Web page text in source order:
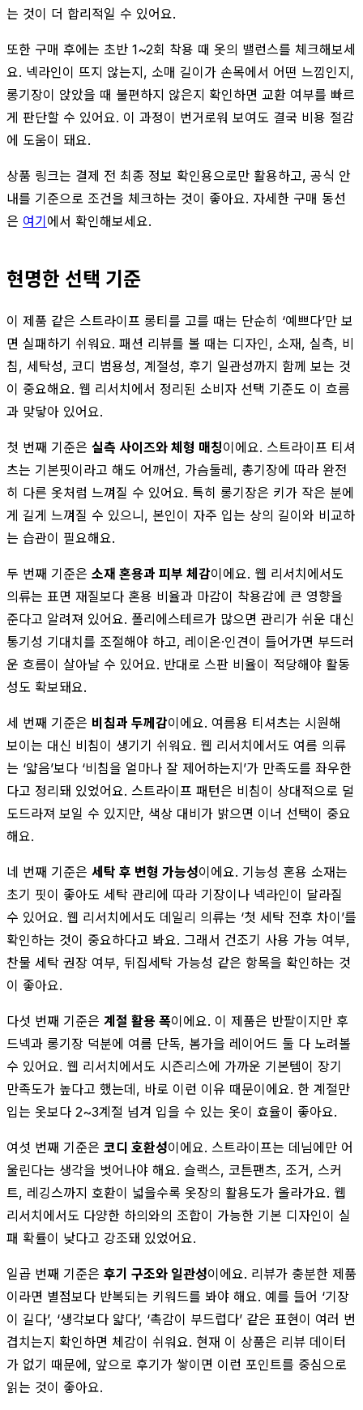
는 것이 더 합리적일 수 있어요.
또한 구매 후에는 초반 1~2회 착용 때 옷의 밸런스를 체크해보세
요. 넥라인이 뜨지 않는지, 소매 길이가 손목에서 어떤 느낌인지,
롱기장이 앉았을 때 불편하지 않은지 확인하면 교환 여부를 빠르
게 판단할 수 있어요. 이 과정이 번거로워 보여도 결국 비용 절감
에 도움이 돼요.
상품 링크는 결제 전 최종 정보 확인용으로만 활용하고, 공식 안
내를 기준으로 조건을 체크하는 것이 좋아요. 자세한 구매 동선
은 여기에서 확인해보세요.
현명한 선택 기준
이 제품 같은 스트라이프 롱티를 고를 때는 단순히 ‘예쁘다’만 보
면 실패하기 쉬워요. 패션 리뷰를 볼 때는 디자인, 소재, 실측, 비
침, 세탁성, 코디 범용성, 계절성, 후기 일관성까지 함께 보는 것
이 중요해요. 웹 리서치에서 정리된 소비자 선택 기준도 이 흐름
과 맞닿아 있어요.
첫 번째 기준은 실측 사이즈와 체형 매칭이에요. 스트라이프 티셔
츠는 기본핏이라고 해도 어깨선, 가슴둘레, 총기장에 따라 완전
히 다른 옷처럼 느껴질 수 있어요. 특히 롱기장은 키가 작은 분에
게 길게 느껴질 수 있으니, 본인이 자주 입는 상의 길이와 비교하
는 습관이 필요해요.
두 번째 기준은 소재 혼용과 피부 체감이에요. 웹 리서치에서도
의류는 표면 재질보다 혼용 비율과 마감이 착용감에 큰 영향을
준다고 알려져 있어요. 폴리에스테르가 많으면 관리가 쉬운 대신
통기성 기대치를 조절해야 하고, 레이온·인견이 들어가면 부드러
운 흐름이 살아날 수 있어요. 반대로 스판 비율이 적당해야 활동
성도 확보돼요.
세 번째 기준은 비침과 두께감이에요. 여름용 티셔츠는 시원해
보이는 대신 비침이 생기기 쉬워요. 웹 리서치에서도 여름 의류
는 ‘얇음’보다 ‘비침을 얼마나 잘 제어하는지’가 만족도를 좌우한
다고 정리돼 있었어요. 스트라이프 패턴은 비침이 상대적으로 덜
도드라져 보일 수 있지만, 색상 대비가 밝으면 이너 선택이 중요
해요.
네 번째 기준은 세탁 후 변형 가능성이에요. 기능성 혼용 소재는
초기 핏이 좋아도 세탁 관리에 따라 기장이나 넥라인이 달라질
수 있어요. 웹 리서치에서도 데일리 의류는 ‘첫 세탁 전후 차이’를
확인하는 것이 중요하다고 봐요. 그래서 건조기 사용 가능 여부,
찬물 세탁 권장 여부, 뒤집세탁 가능성 같은 항목을 확인하는 것
이 좋아요.
다섯 번째 기준은 계절 활용 폭이에요. 이 제품은 반팔이지만 후
드넥과 롱기장 덕분에 여름 단독, 봄가을 레이어드 둘 다 노려볼
수 있어요. 웹 리서치에서도 시즌리스에 가까운 기본템이 장기
만족도가 높다고 했는데, 바로 이런 이유 때문이에요. 한 계절만
입는 옷보다 2~3계절 넘겨 입을 수 있는 옷이 효율이 좋아요.
여섯 번째 기준은 코디 호환성이에요. 스트라이프는 데님에만 어
울린다는 생각을 벗어나야 해요. 슬랙스, 코튼팬츠, 조거, 스커
트, 레깅스까지 호환이 넓을수록 옷장의 활용도가 올라가요. 웹
리서치에서도 다양한 하의와의 조합이 가능한 기본 디자인이 실
패 확률이 낮다고 강조돼 있었어요.
일곱 번째 기준은 후기 구조와 일관성이에요. 리뷰가 충분한 제품
이라면 별점보다 반복되는 키워드를 봐야 해요. 예를 들어 ‘기장
이 길다’, ‘생각보다 얇다’, ‘촉감이 부드럽다’ 같은 표현이 여러 번
겹치는지 확인하면 체감이 쉬워요. 현재 이 상품은 리뷰 데이터
가 없기 때문에, 앞으로 후기가 쌓이면 이런 포인트를 중심으로
읽는 것이 좋아요.